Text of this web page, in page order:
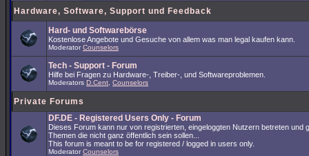
Hardware, Software, Support und Feedback
Hard- und Softwarebörse
Kostenlose Angebote und Gesuche von allem was man legal kaufen kann.
Moderator Counselors
Tech - Support - Forum
Hilfe bei Fragen zu Hardware-, Treiber-, und Softwareproblemen.
Moderators D.Cent Counselors
Private Forums
DF.DE - Registered Users Only - Forum
Dieses Forum kann nur von registrierten, eingeloggten Nutzern betreten und
Themen die nicht ganz öffentlich sein sollen...
This forum is meant to be for registered / logged in users only.
Moderator Counselors